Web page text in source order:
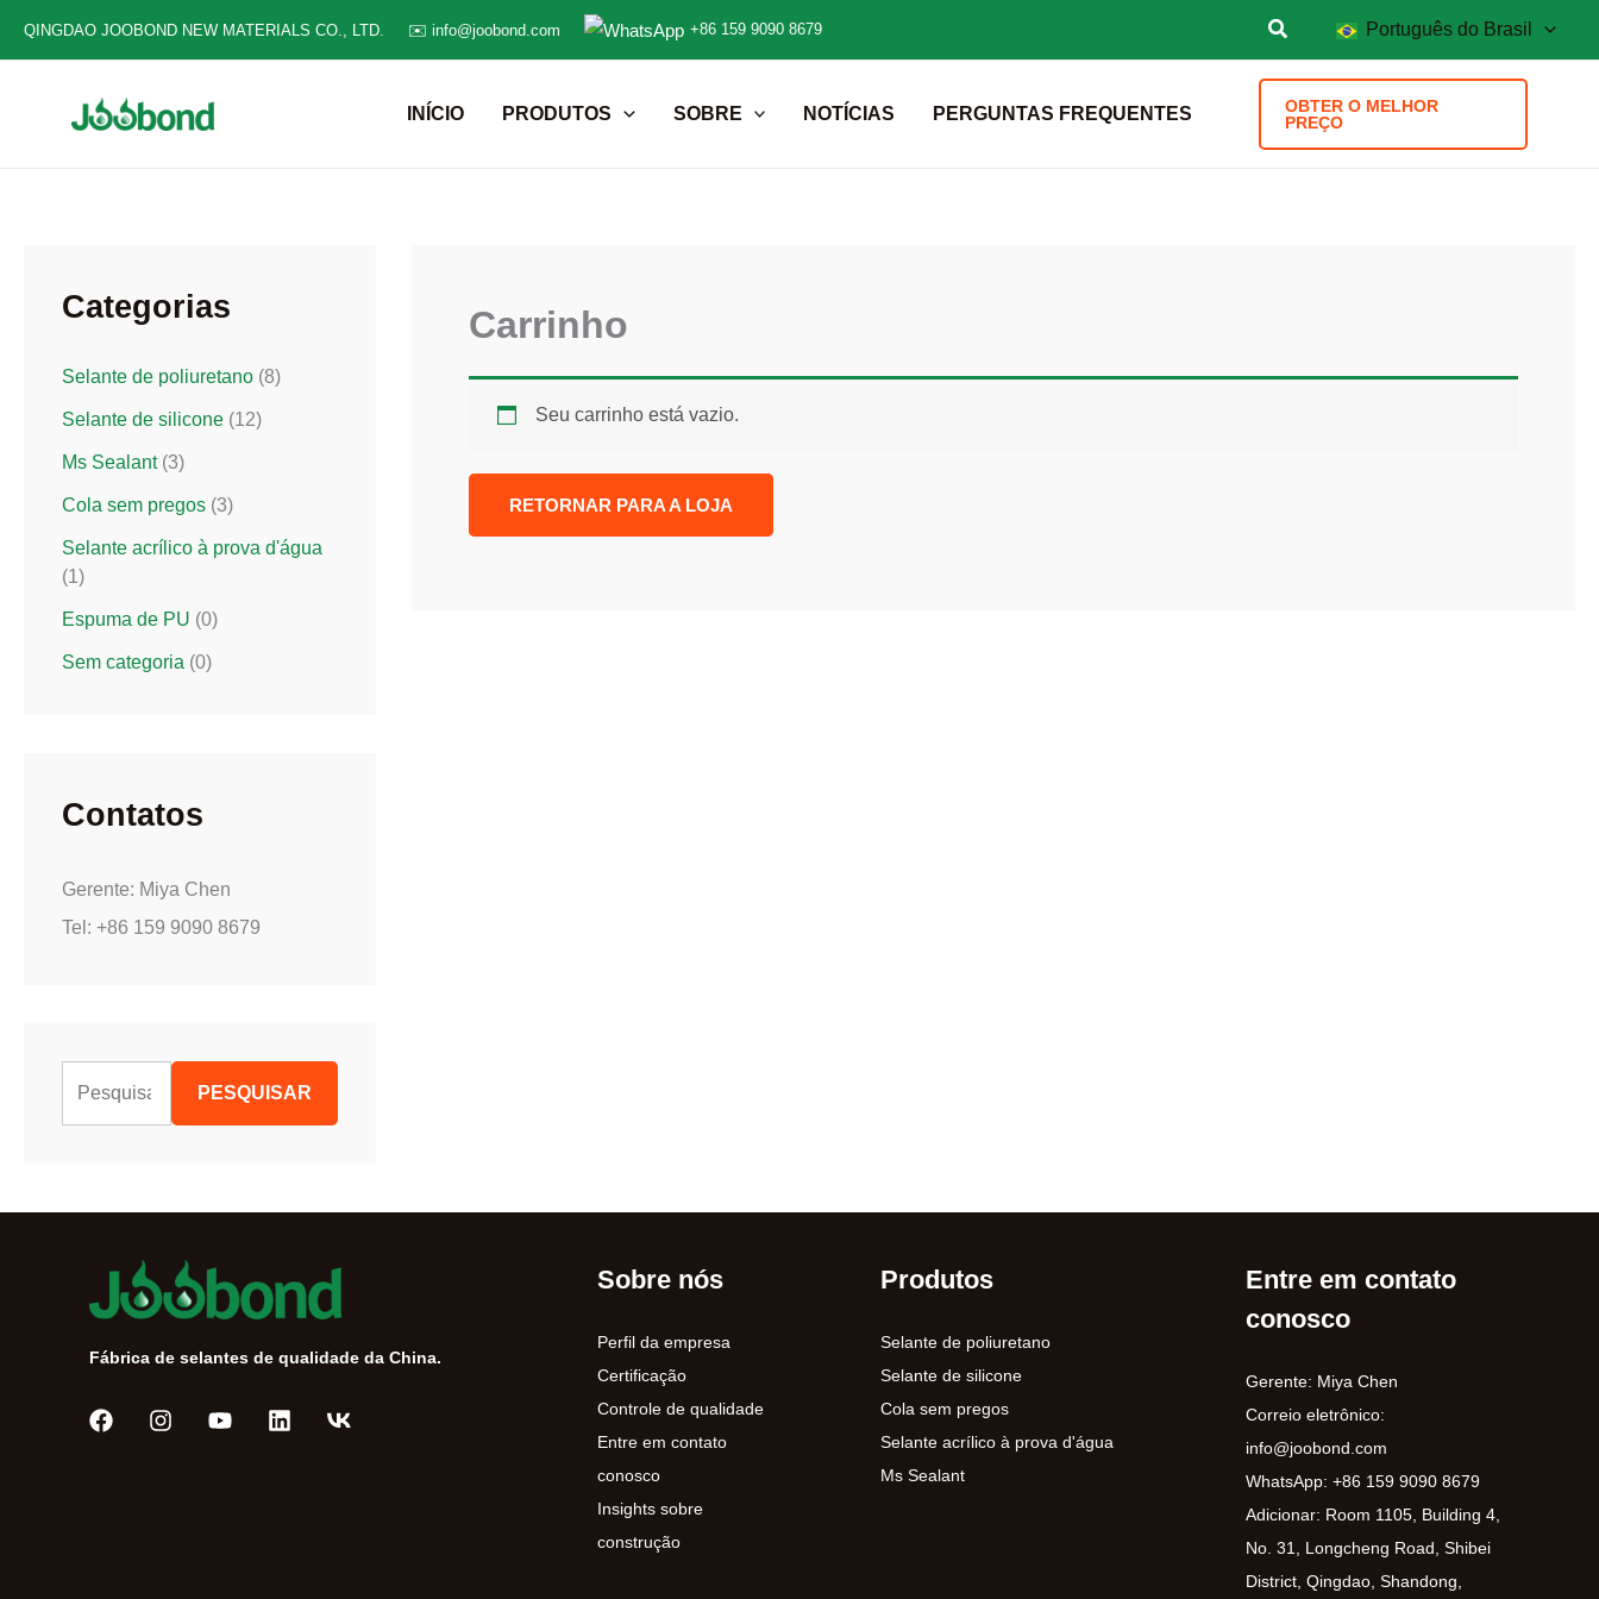
QINGDAO JOOBOND NEW MATERIALS CO., LTD. ✉️ info@joobond.com +86 159 9090 8679 Português do Brasil
INÍCIO PRODUTOS SOBRE NOTÍCIAS PERGUNTAS FREQUENTES
OBTER O MELHOR
PREÇO
Categorias
Selante de poliuretano (8)
Selante de silicone (12)
Ms Sealant (3)
Cola sem pregos (3)
Selante acrílico à prova d'água
(1)
Espuma de PU (0)
Sem categoria (0)
Contatos
Gerente: Miya Chen
Tel: +86 159 9090 8679
PESQUISAR
Carrinho
Seu carrinho está vazio.
RETORNAR PARA A LOJA
Fábrica de selantes de qualidade da China.
Sobre nós
Perfil da empresa
Certificação
Controle de qualidade
Entre em contato
conosco
Insights sobre
construção
Produtos
Selante de poliuretano
Selante de silicone
Cola sem pregos
Selante acrílico à prova d'água
Ms Sealant
Entre em contato
conosco
Gerente: Miya Chen
Correio eletrônico:
info@joobond.com
WhatsApp: +86 159 9090 8679
Adicionar: Room 1105, Building 4,
No. 31, Longcheng Road, Shibei
District, Qingdao, Shandong,